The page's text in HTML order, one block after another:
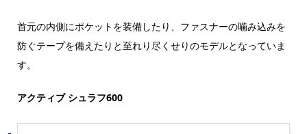
首元の内側にポケットを装備したり、ファスナーの噛み込みを
防ぐテープを備えたりと至れり尽くせりのモデルとなっていま
す。
アクティブ シュラフ600